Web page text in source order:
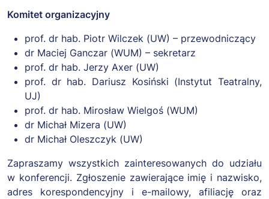
Komitet organizacyjny
prof. dr hab. Piotr Wilczek (UW) – przewodniczący
dr Maciej Ganczar (WUM) – sekretarz
prof. dr hab. Jerzy Axer (UW)
prof. dr hab. Dariusz Kosiński (Instytut Teatralny,
UJ)
prof. dr hab. Mirosław Wielgoś (WUM)
dr Michał Mizera (UW)
dr Michał Oleszczyk (UW)
Zapraszamy wszystkich zainteresowanych do udziału
w konferencji. Zgłoszenie zawierające imię i nazwisko,
adres korespondencyjny i e-mailowy, afiliację oraz